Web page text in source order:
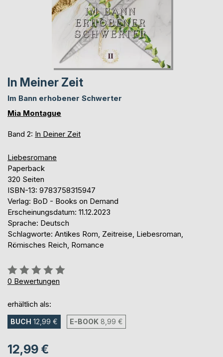
In Meiner Zeit
Im Bann erhobener Schwerter
Mia Montague
Band 2: In Deiner Zeit
Liebesromane
Paperback
320 Seiten
ISBN-13: 9783758315947
Verlag: BoD - Books on Demand
Erscheinungsdatum: 11.12.2023
Sprache: Deutsch
Schlagworte: Antikes Rom, Zeitreise, Liebesroman,
Römisches Reich, Romance
Bewertung::
0%
0 Bewertungen
erhältlich als:
BUCH 12,99 € E-BOOK 8,99 €
12,99 €